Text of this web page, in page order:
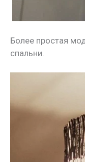
Более простая
спальни.